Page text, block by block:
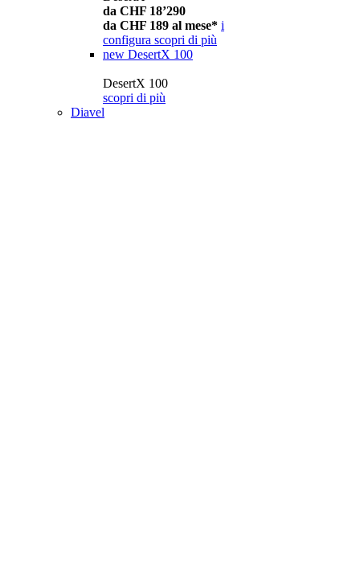
da CHF 18’290
da CHF 189 al mese* i
configura scopri di più
new DesertX 100
DesertX 100
scopri di più
Diavel